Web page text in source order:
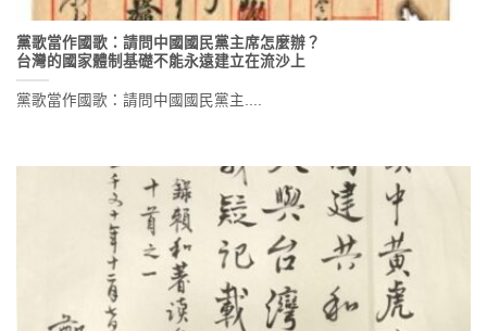
黨歌當作國歌：請問中國國民黨主席怎麼辦？
台灣的國家體制基礎不能永遠建立在流沙上
黨歌當作國歌：請問中國國民黨主....